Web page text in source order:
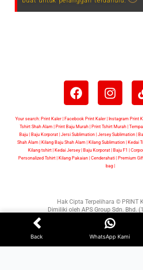
Your search: Print Kaler | Facebook Print Kaler| Instagram Print
Tshirt Shah Alam | Print Baju Murah | Print Tshirt Murah |
Baju | Baju Korporat | Jersi Sublimation | Jersey Sublimation |
Shah Alam | Kilang Baju Shah Alam | Kilang Sublimation | Kedai
Kilang tshirt | Kedai Jersey | Baju Korporat | Baju F1 |
Personalized Tshirt | Kilang Pakaian | Cenderahati | Premium
bag |
Hak Cipta Terpelihara © PRINT
Dimiliki oleh APS Group Sdn. Bhd.
WEB DESIGN BY
Back WhatsApp Kami